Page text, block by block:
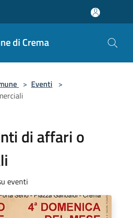
di Crema
> Eventi >
di affari o
eventi